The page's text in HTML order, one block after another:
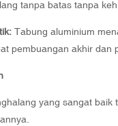
tanpa batas tanpa
Tabung aluminium
pembuangan akhir dan
yang sangat